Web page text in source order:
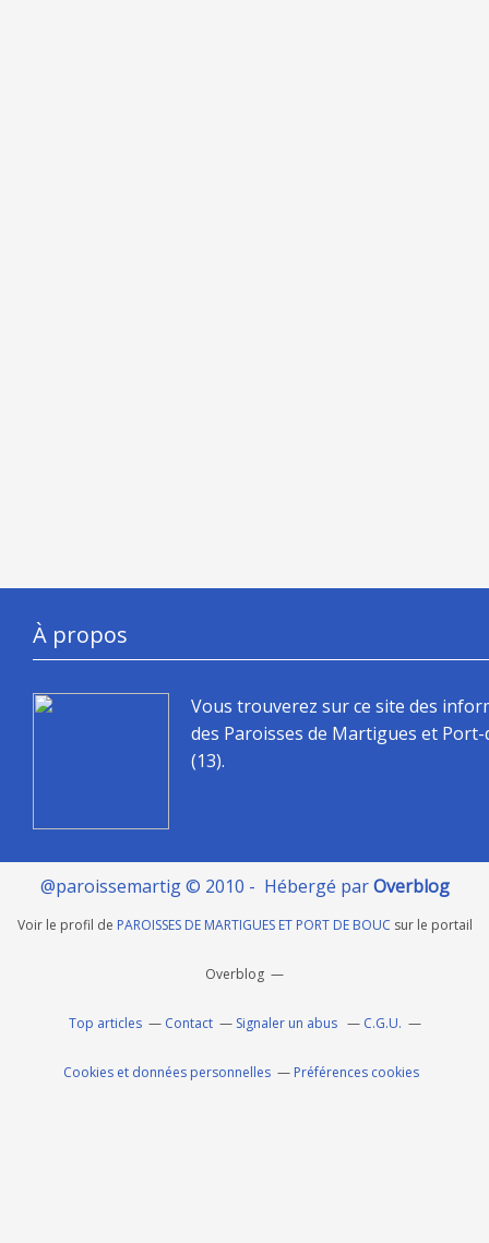
À propos
Vous trouverez sur ce site des
des Paroisses de Martigues et
(13).
@paroissemartig © 2010 - Hébergé parOverblog
Voir le profil de PAROISSES DE MARTIGUES ET PORT DE BOUC sur le portail
Overblog
Top articles Contact Signaler un abus C.G.U.
Cookies et données personnelles Préférences cookies